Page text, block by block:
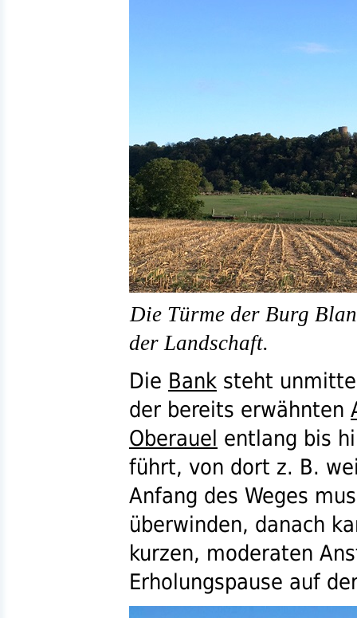
Die Türme der Burg
der Landschaft.
Die Bank steht
der bereits erwähnten
Oberauel entlang bis
führt, von dort z. B.
Anfang des Weges
überwinden, danach
kurzen, moderaten
Erholungspause auf